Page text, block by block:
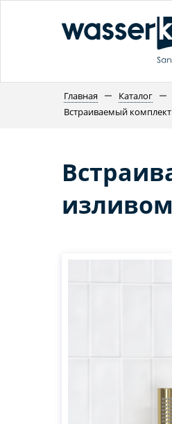
Главная Каталог
Встраиваемый комплект
изливом